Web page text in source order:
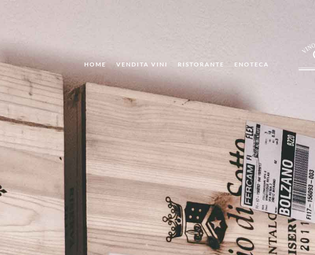
HOME VENDITA VINI RISTORANTE ENOTECA